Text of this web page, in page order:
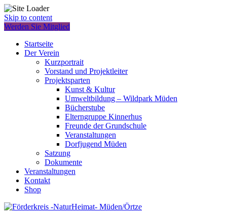
Skip to content
Werden Sie Mitglied
Startseite
Der Verein
Kurzportrait
Vorstand und Projektleiter
Projektsparten
Kunst & Kultur
Umweltbildung – Wildpark Müden
Bücherstube
Elterngruppe Kinnerhus
Freunde der Grundschule
Veranstaltungen
Dorfjugend Müden
Satzung
Dokumente
Veranstaltungen
Kontakt
Shop